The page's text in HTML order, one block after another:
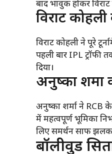
बाद भावुक होकर
विराट
विराट कोहली ने पूरे
पहली बार IPL ट्रॉफी
दिया।
अनुष्का शर्मा
अनुष्का शर्मा ने RCB
में महत्वपूर्ण भूमिका
लिए समर्थन साफ
बॉलीवुड